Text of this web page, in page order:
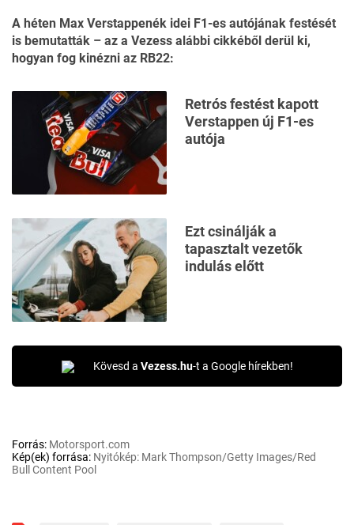
A héten Max Verstappenék idei F1-es autójának festését
is bemutatták – az a Vezess alábbi cikkéből derül ki,
hogyan fog kinézni az RB22:
Retrós festést kapott
Verstappen új F1-es
autója
Ezt csinálják a
tapasztalt vezetők
indulás előtt
Kövesd a Vezess.hu-t a Google hírekben!
Forrás: Motorsport.com
Kép(ek) forrása: Nyitókép: Mark Thompson/Getty Images/Red
Bull Content Pool